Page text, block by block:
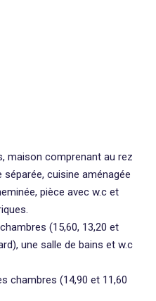
maison comprenant au rez
cuisine aménagée
pièce avec w.c et
(15,60, 13,20 et
une salle de bains et w.c
chambres (14,90 et 11,60